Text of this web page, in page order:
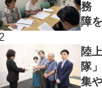
務
障を
陸
隊
集